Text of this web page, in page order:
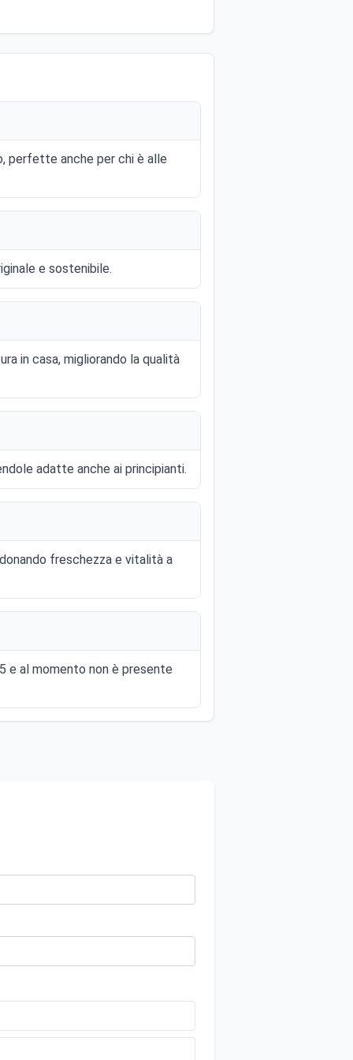
perfette anche per chi è alle
e sostenibile.
in casa, migliorando la qualità
adatte anche ai principianti.
freschezza e vitalità a
e al momento non è presente